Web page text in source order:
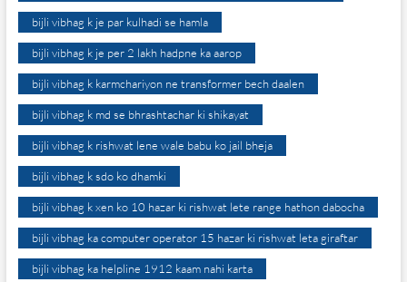
bijli vibhag k je par kulhadi se hamla
bijli vibhag k je per 2 lakh hadpne ka aarop
bijli vibhag k karmchariyon ne transformer bech daalen
bijli vibhag k md se bhrashtachar ki shikayat
bijli vibhag k rishwat lene wale babu ko jail bheja
bijli vibhag k sdo ko dhamki
bijli vibhag k xen ko 10 hazar ki rishwat lete range hathon dabocha
bijli vibhag ka computer operator 15 hazar ki rishwat leta giraftar
bijli vibhag ka helpline 1912 kaam nahi karta